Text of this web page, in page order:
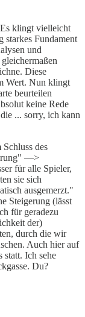
klingt vielleicht
starkes Fundament
und
Diese
Wert. Nun klingt
beurteilen
keine Rede
... sorry, ich kann
des
—>
für alle Spieler,
sie sich
ausgemerzt."
Steigerung (lässt
für geradezu
der)
durch die wir
Auch hier auf
statt. Ich sehe
Du?